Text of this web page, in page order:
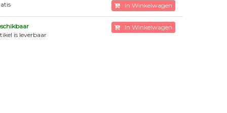
In Winkelwagen
is leverbaar
In Winkelwagen